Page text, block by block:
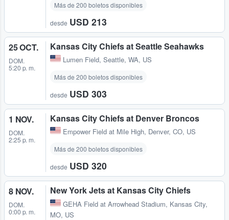
Más de 200 boletos disponibles
desde USD 213
25 OCT.
DOM.
5:20 p. m.
Kansas City Chiefs at Seattle Seahawks
Lumen Field, Seattle, WA, US
Más de 200 boletos disponibles
desde USD 303
1 NOV.
DOM.
2:25 p. m.
Kansas City Chiefs at Denver Broncos
Empower Field at Mile High, Denver, CO, US
Más de 200 boletos disponibles
desde USD 320
8 NOV.
DOM.
0:00 p. m.
New York Jets at Kansas City Chiefs
GEHA Field at Arrowhead Stadium, Kansas City,
MO, US